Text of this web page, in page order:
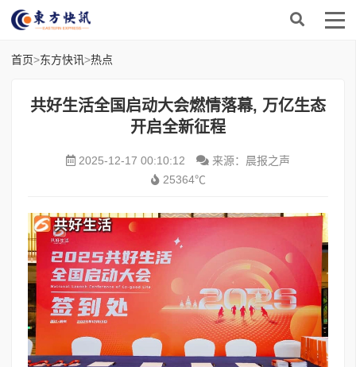
首页>东方快讯>热点
共好生活全国启动大会燃情落幕, 万亿生态
开启全新征程
2025-12-17 00:10:12
来源：晨报之声
25364℃